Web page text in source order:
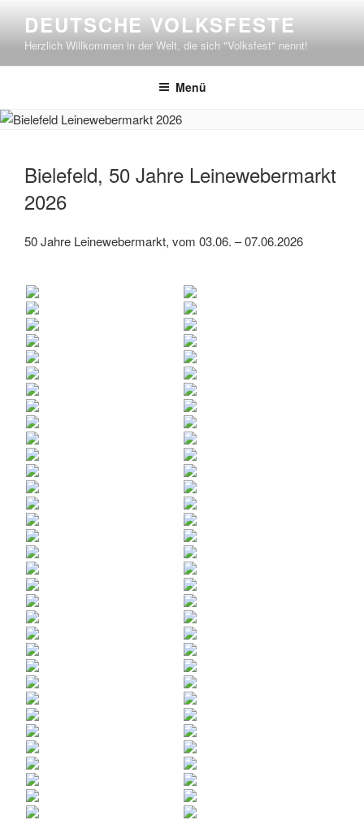
springen
DEUTSCHE VOLKSFESTE
Herzlich Willkommen in der Welt, die sich "Volksfest" nennt!
Menü
Bielefeld, 50 Jahre Leinewebermarkt
2026
50 Jahre Leinewebermarkt, vom 03.06. – 07.06.2026